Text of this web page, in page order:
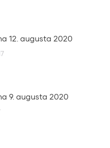
12. augusta 2020
9. augusta 2020